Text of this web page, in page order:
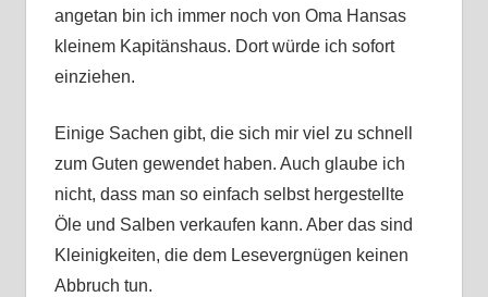
angetan bin ich immer noch von Oma Hansas
kleinem Kapitänshaus. Dort würde ich sofort
einziehen.
Einige Sachen gibt, die sich mir viel zu schnell
zum Guten gewendet haben. Auch glaube ich
nicht, dass man so einfach selbst hergestellte
Öle und Salben verkaufen kann. Aber das sind
Kleinigkeiten, die dem Lesevergnügen keinen
Abbruch tun.